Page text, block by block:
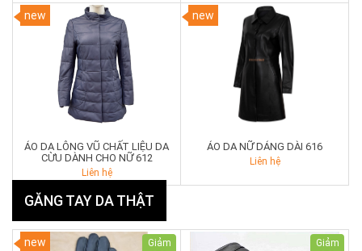
new
ÁO DA LÔNG VŨ CHẤT LIỆU DA
CỪU DÀNH CHO NỮ 612
Liên hệ
new
ÁO DA NỮ DÁNG DÀI 616
Liên hệ
GĂNG TAY DA THẬT
new Giảm Giảm